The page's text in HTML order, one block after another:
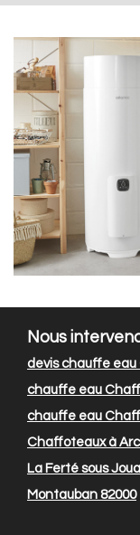
Nous
devis chauffe eau
chauffe eau
chauffe eau
Chaffoteaux à
La Ferté sous
Montauban 82000